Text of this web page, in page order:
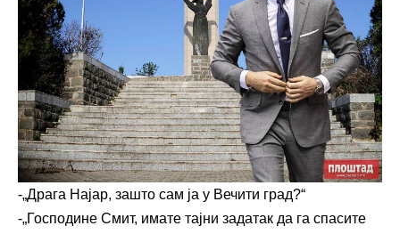
-„Драга Најар, зашто сам ја у Вечити град?“
-„Господине Смит, имате тајни задатак да га спасите